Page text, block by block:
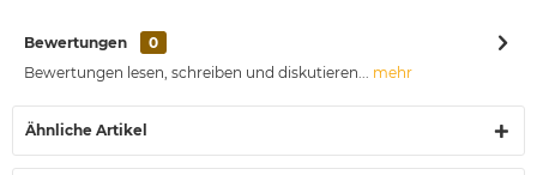
Bewertungen
0
Bewertungen lesen, schreiben und diskutieren... mehr
Ähnliche Artikel